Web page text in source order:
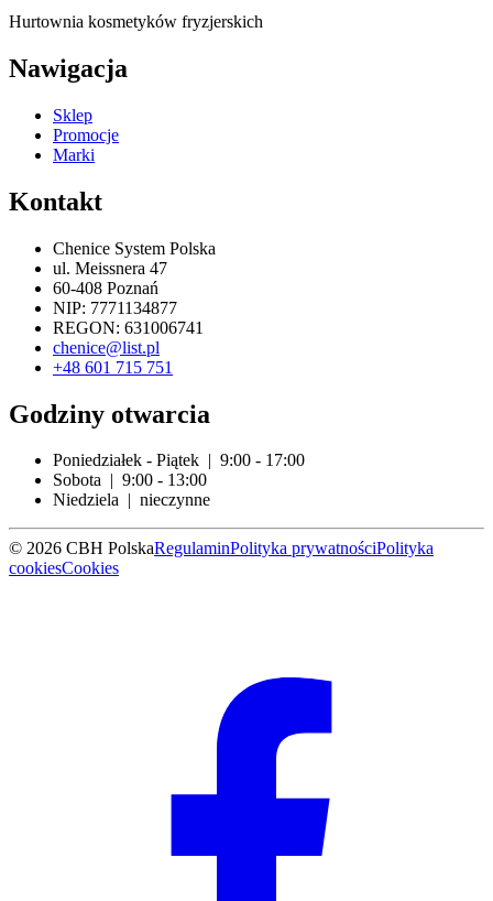
Hurtownia kosmetyków fryzjerskich
Nawigacja
Sklep
Promocje
Marki
Kontakt
Chenice System Polska
ul. Meissnera 47
60-408 Poznań
NIP: 7771134877
REGON: 631006741
chenice@list.pl
+48 601 715 751
Godziny otwarcia
Poniedziałek - Piątek | 9:00 - 17:00
Sobota | 9:00 - 13:00
Niedziela | nieczynne
© 2026 CBH PolskaRegulaminPolityka prywatnościPolityka
cookiesCookies